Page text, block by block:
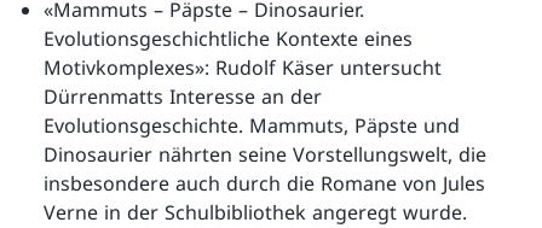
«Mammuts – Päpste – Dinosaurier.
Evolutionsgeschichtliche Kontexte eines
Motivkomplexes»: Rudolf Käser untersucht
Dürrenmatts Interesse an der
Evolutionsgeschichte. Mammuts, Päpste und
Dinosaurier nährten seine Vorstellungswelt, die
insbesondere auch durch die Romane von Jules
Verne in der Schulbibliothek angeregt wurde.